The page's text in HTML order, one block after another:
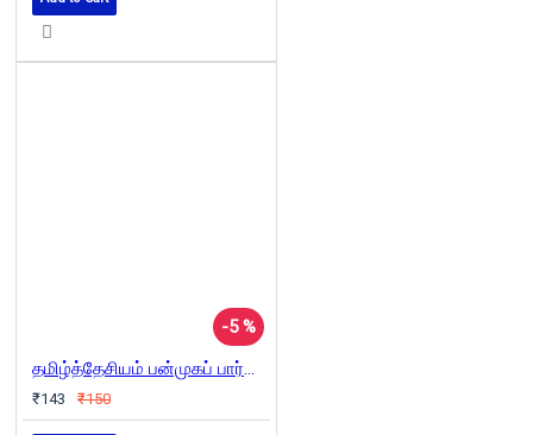
-5 %
தமிழ்த்தேசியம் பன்முகப் பார்வை (தொகுதி 2)
₹143 ₹150